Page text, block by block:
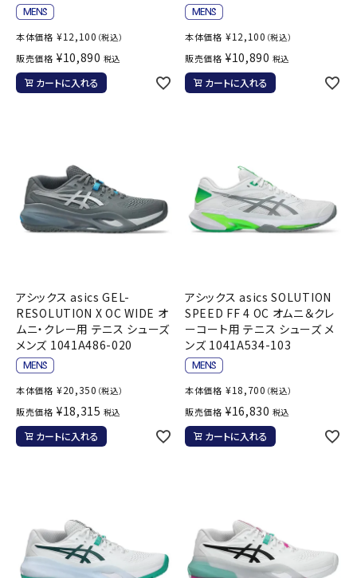
本体価格 ¥12,100 （税込）
販売価格 ¥10,890 税込
カートに入れる
本体価格 ¥12,100 （税込）
販売価格 ¥10,890 税込
カートに入れる
アシックス asics GEL-
RESOLUTION X OC WIDE オ
ムニ・クレー用 テニス シューズ
メンズ 1041A486-020
本体価格 ¥20,350 （税込）
販売価格 ¥18,315 税込
カートに入れる
アシックス asics SOLUTION
SPEED FF 4 OC オムニ＆クレ
ーコート用 テニス シューズ メ
ンズ 1041A534-103
本体価格 ¥18,700 （税込）
販売価格 ¥16,830 税込
カートに入れる